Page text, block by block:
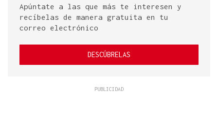
Apúntate a las que más te interesen y
recíbelas de manera gratuita en tu
correo electrónico
DESCÚBRELAS